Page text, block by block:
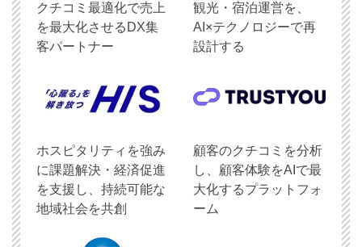
クチコミ最適化で売上
を最大化させるDX集
客パートナー
観光・宿泊運営を、
AI×テクノロジーで再
設計する
ホスピタリティを強み
に課題解決・経済促進
を支援し、持続可能な
地域社会を共創
顧客のクチコミを分析
し、顧客体験をAIで最
大化するプラットフォ
ーム